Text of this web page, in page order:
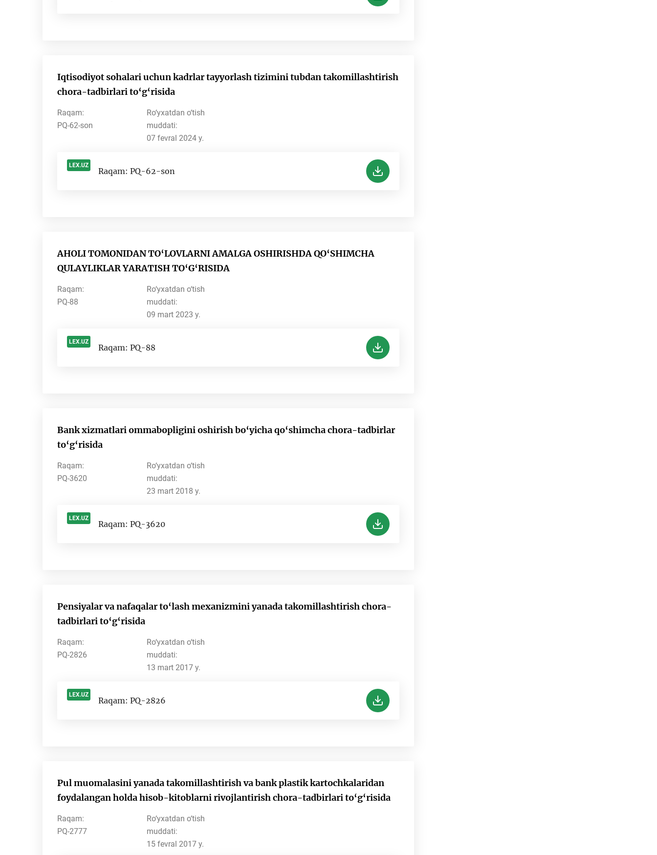
Iqtisodiyot sohalari uchun kadrlar tayyorlash tizimini tubdan takomillashtirish
chora-tadbirlari to‘g‘risida
Raqam:
PQ-62-son
Ro‘yxatdan o‘tish
muddati:
07 fevral 2024 y.
LEX.UZ
Raqam: PQ-62-son
AHOLI TOMONIDAN TO‘LOVLARNI AMALGA OSHIRISHDA QO‘SHIMCHA
QULAYLIKLAR YARATISH TO‘G‘RISIDA
Raqam:
PQ-88
Ro‘yxatdan o‘tish
muddati:
09 mart 2023 y.
LEX.UZ
Raqam: PQ-88
Bank xizmatlari ommabopligini oshirish bo‘yicha qo‘shimcha chora-tadbirlar
to‘g‘risida
Raqam:
PQ-3620
Ro‘yxatdan o‘tish
muddati:
23 mart 2018 y.
LEX.UZ
Raqam: PQ-3620
Pensiyalar va nafaqalar to‘lash mexanizmini yanada takomillashtirish chora-
tadbirlari to‘g‘risida
Raqam:
PQ-2826
Ro‘yxatdan o‘tish
muddati:
13 mart 2017 y.
LEX.UZ
Raqam: PQ-2826
Pul muomalasini yanada takomillashtirish va bank plastik kartochkalaridan
foydalangan holda hisob-kitoblarni rivojlantirish chora-tadbirlari to‘g‘risida
Raqam:
PQ-2777
Ro‘yxatdan o‘tish
muddati:
15 fevral 2017 y.